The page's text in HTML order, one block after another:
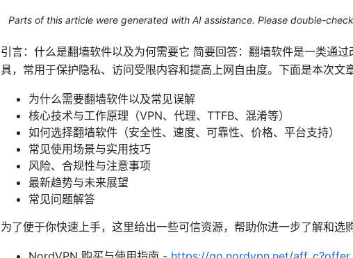
Parts of this article were generated with AI assistance. Please double-
引言：什么是翻墙软件以及为何需要它 简要回答：翻墙软件是一类通
具，常用于保护隐私、访问受限内容和提高上网自由度。下面是本次文
为什么需要翻墙软件以及常见误解
核心技术与工作原理（VPN、代理、TTFB、混淆等）
如何选择翻墙软件（安全性、速度、可靠性、价格、平台支持）
常见使用场景与实用技巧
风险、合规性与注意事项
最新趋势与未来展望
常见问题解答
为了便于你快速上手，这里给出一些可信资源，帮助你进一步了解和选购